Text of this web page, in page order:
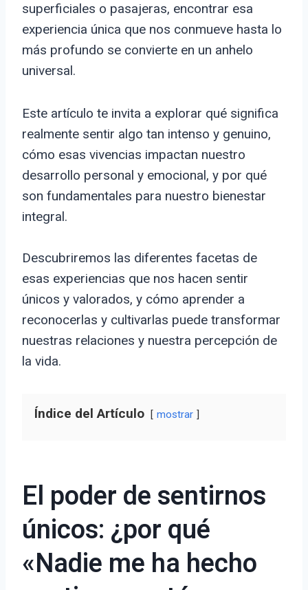
superficiales o pasajeras, encontrar esa
experiencia única que nos conmueve hasta lo
más profundo se convierte en un anhelo
universal.
Este artículo te invita a explorar qué significa
realmente sentir algo tan intenso y genuino,
cómo esas vivencias impactan nuestro
desarrollo personal y emocional, y por qué
son fundamentales para nuestro bienestar
integral.
Descubriremos las diferentes facetas de
esas experiencias que nos hacen sentir
únicos y valorados, y cómo aprender a
reconocerlas y cultivarlas puede transformar
nuestras relaciones y nuestra percepción de
la vida.
Índice del Artículo mostrar
El poder de sentirnos
únicos: ¿por qué
«Nadie me ha hecho